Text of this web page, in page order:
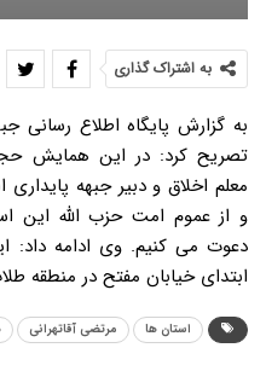
به اشتراک گذاری
به گزارش پایگاه اطلاع رسانی
تصریح کرد: در این همایش حجت
معلم اخلاق و دبیر جبهه
و از عموم امت حزب الله
دعوت می کنیم. وی ادامه داد:
ابتدای خیابان مفتح در منطقه
استان ها مرتضی آقاتهرانی